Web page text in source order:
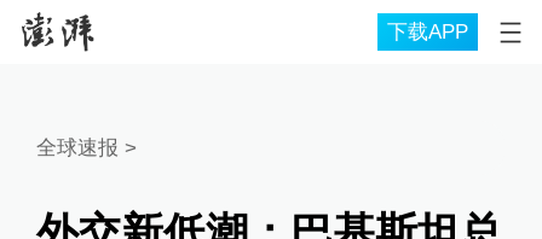
下载APP
全球速报 >